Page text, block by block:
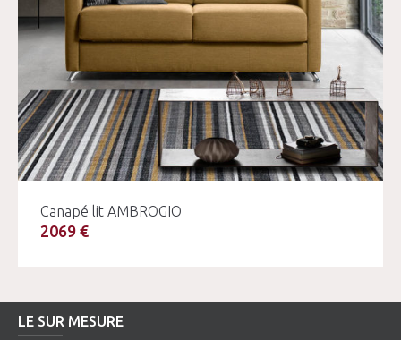
Canapé lit AMBROGIO
2069 €
LE SUR MESURE